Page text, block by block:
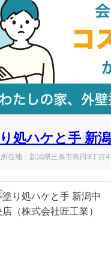
処ハケと手 新
在地：新潟県三条市島田3丁目